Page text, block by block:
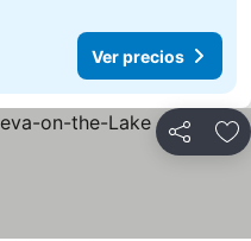
Ver precios
Compartir